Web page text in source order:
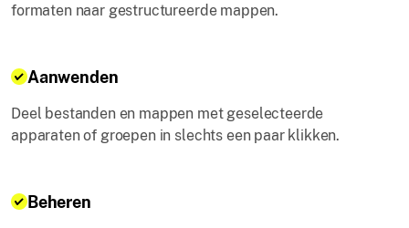
formaten naar gestructureerde mappen.
Aanwenden
Deel bestanden en mappen met geselecteerde
apparaten of groepen in slechts een paar klikken.
Beheren